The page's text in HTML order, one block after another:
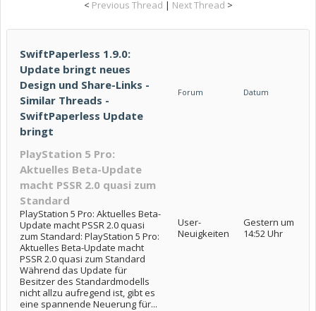
< Previous Thread | Next Thread >
SwiftPaperless 1.9.0:
Update bringt neues
Design und Share-Links -
Similar Threads -
SwiftPaperless Update
bringt
Forum Datum
PlayStation 5 Pro:
Aktuelles Beta-Update
macht PSSR 2.0 quasi zum
Standard
PlayStation 5 Pro: Aktuelles Beta-
Update macht PSSR 2.0 quasi
zum Standard: PlayStation 5 Pro:
Aktuelles Beta-Update macht
PSSR 2.0 quasi zum Standard
Während das Update für
Besitzer des Standardmodells
nicht allzu aufregend ist, gibt es
eine spannende Neuerung für...
User-
Neuigkeiten
Gestern um
14:52 Uhr